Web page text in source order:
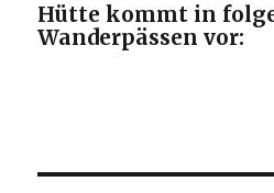
Hütte kommt in
Wanderpässen vor: